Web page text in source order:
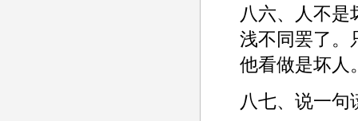
八六、人不是
浅不同罢了。
他看做是坏人
八七、说一句